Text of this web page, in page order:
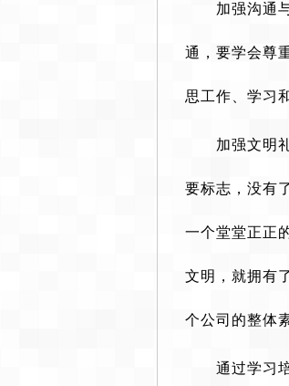
加强沟通
通，要学会尊
思工作、学习
加强文明
要标志，没有
一个堂堂正正
文明，就拥有
个公司的整体
通过学习